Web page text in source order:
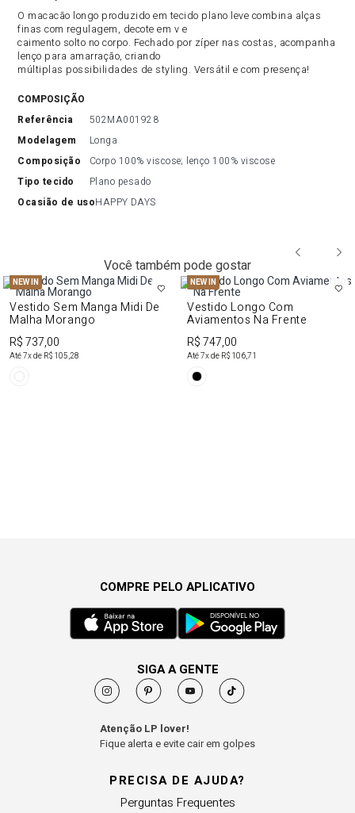
O macacão longo produzido em tecido plano leve combina alças
finas com regulagem, decote em v e
caimento solto no corpo. Fechado por zíper nas costas, acompanha
lenço para amarração, criando
múltiplas possibilidades de styling. Versátil e com presença!
COMPOSIÇÃO
referência
502MA001928
modelagem
Longa
composição
Corpo 100% viscose; lenço 100% viscose
tipo tecido
Plano pesado
ocasião de usoHAPPY DAYS
Você também pode gostar
NEW IN
Vestido Sem Manga Midi De
Malha Morango
R$ 737,00
Até7x de R$ 105,28
NEW IN
Vestido Longo Com
Aviamentos Na Frente
R$ 747,00
Até7x de R$ 106,71
PRECISA DE AJUDA?
Perguntas Frequentes
COMPRE PELO APLICATIVO
SIGA A GENTE
Atenção LP lover!
Fique alerta e evite cair em golpes